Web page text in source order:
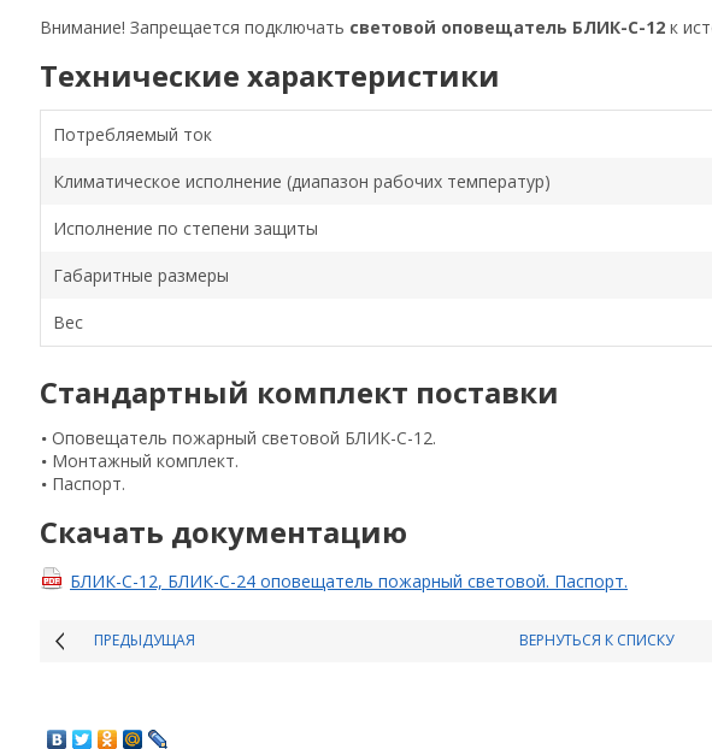
Внимание! Запрещается подключать световой оповещатель БЛИК-С-12 к
Технические характеристики
Потребляемый ток
Климатическое исполнение (диапазон рабочих температур)
Исполнение по степени защиты
Габаритные размеры
Вес
Стандартный комплект поставки
Оповещатель пожарный световой БЛИК-С-12.
Монтажный комплект.
Паспорт.
Скачать документацию
БЛИК-С-12, БЛИК-С-24 оповещатель пожарный световой. Паспорт.
ПРЕДЫДУЩАЯ ВЕРНУТЬСЯ К СПИСКУ